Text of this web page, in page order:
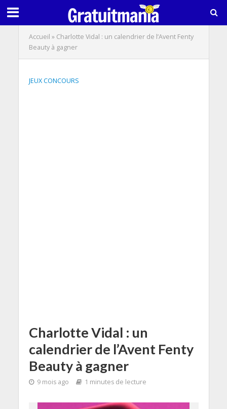
Accueil » Charlotte Vidal : un calendrier de l’Avent Fenty
Beauty à gagner
JEUX CONCOURS
Charlotte Vidal : un
calendrier de l’Avent Fenty
Beauty à gagner
9 mois ago 1 minutes de lecture